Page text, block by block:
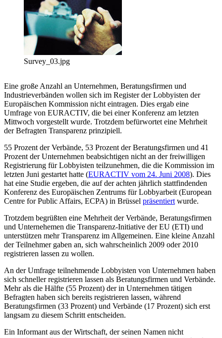
Survey_03.jpg
Eine große Anzahl an Unternehmen, Beratungsfirmen und
Industrieverbänden wollen sich im Register der Lobbyisten der
Europäischen Kommission nicht eintragen. Dies ergab eine
Umfrage von EURACTIV, die bei einer Konferenz am letzten
Mittwoch vorgestellt wurde. Trotzdem befürwortet eine Mehrheit
der Befragten Transparenz prinzipiell.
55 Prozent der Verbände, 53 Prozent der Beratungsfirmen und 41
Prozent der Unternehmen beabsichtigen nicht an der freiwilligen
Registrierung für Lobbyisten teilzunehmen, die die Kommission im
letzten Juni gestartet hatte (EURACTIV vom 24. Juni 2008). Dies
hat eine Studie ergeben, die auf der achten jährlich stattfindenden
Konferenz des Europäischen Zentrums für Lobbyarbeit (European
Centre for Public Affairs, ECPA) in Brüssel präsentiert wurde.
Trotzdem begrüßten eine Mehrheit der Verbände, Beratungsfirmen
und Unternehemen die Transparenz-Initiative der EU (ETI) und
unterstützen mehr Transparenz im Allgemeinen. Eine kleine Anzahl
der Teilnehmer gaben an, sich wahrscheinlich 2009 oder 2010
registrieren lassen zu wollen.
An der Umfrage teilnehmende Lobbyisten von Unternehmen haben
sich schneller registrieren lassen als Beratungsfirmen und Verbände.
Mehr als die Hälfte (55 Prozent) der in Unternehmen tätigen
Befragten haben sich bereits registrieren lassen, während
Beratungsfirmen (33 Prozent) und Verbände (17 Prozent) sich erst
langsam zu diesem Schritt entscheiden.
Ein Informant aus der Wirtschaft, der seinen Namen nicht